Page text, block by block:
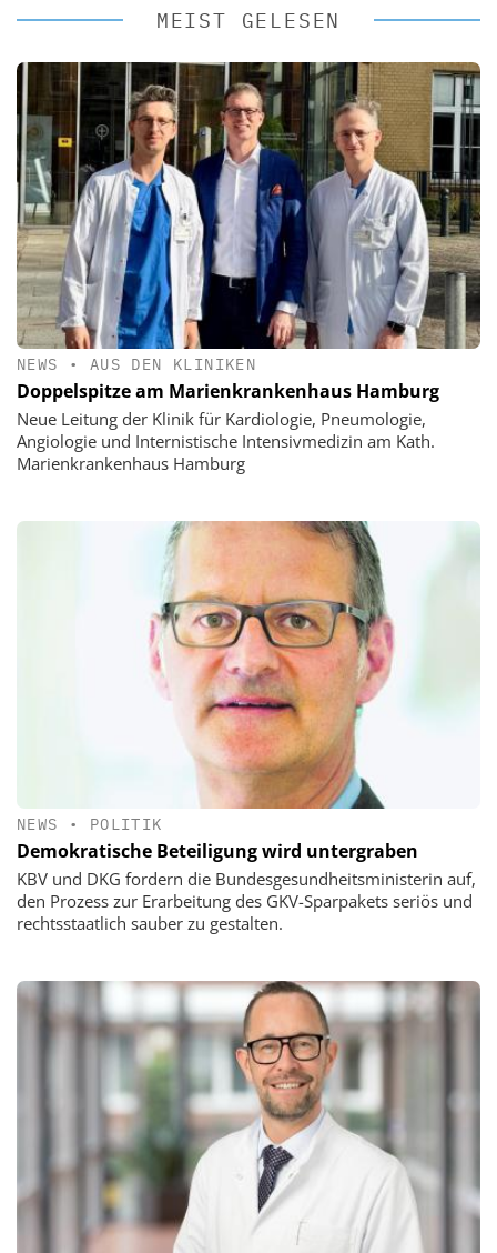
MEIST GELESEN
NEWS • AUS DEN KLINIKEN
Doppelspitze am Marienkrankenhaus Hamburg
Neue Leitung der Klinik für Kardiologie, Pneumologie,
Angiologie und Internistische Intensivmedizin am Kath.
Marienkrankenhaus Hamburg
NEWS • POLITIK
Demokratische Beteiligung wird untergraben
KBV und DKG fordern die Bundesgesundheitsministerin auf,
den Prozess zur Erarbeitung des GKV-Sparpakets seriös und
rechtsstaatlich sauber zu gestalten.